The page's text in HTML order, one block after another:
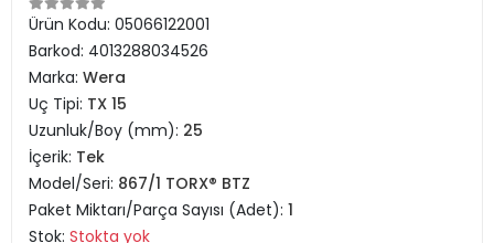
Ürün Kodu: 05066122001
Barkod: 4013288034526
Marka: Wera
Uç Tipi: TX 15
Uzunluk/Boy (mm): 25
İçerik: Tek
Model/Seri: 867/1 TORX® BTZ
Paket Miktarı/Parça Sayısı (Adet): 1
Stok: Stokta yok